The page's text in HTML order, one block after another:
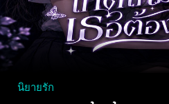
นิยายรัก